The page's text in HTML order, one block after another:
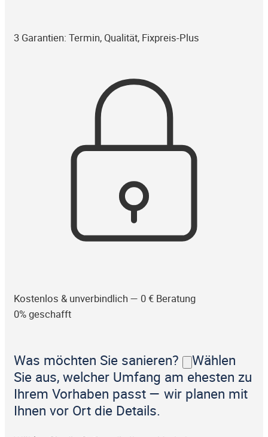
3 Garantien: Termin, Qualität, Fixpreis-Plus
Kostenlos & unverbindlich — 0 € Beratung
0% geschafft
Was möchten Sie sanieren?
Wählen
Sie aus, welcher Umfang am ehesten zu
Ihrem Vorhaben passt — wir planen mit
Ihnen vor Ort die Details.